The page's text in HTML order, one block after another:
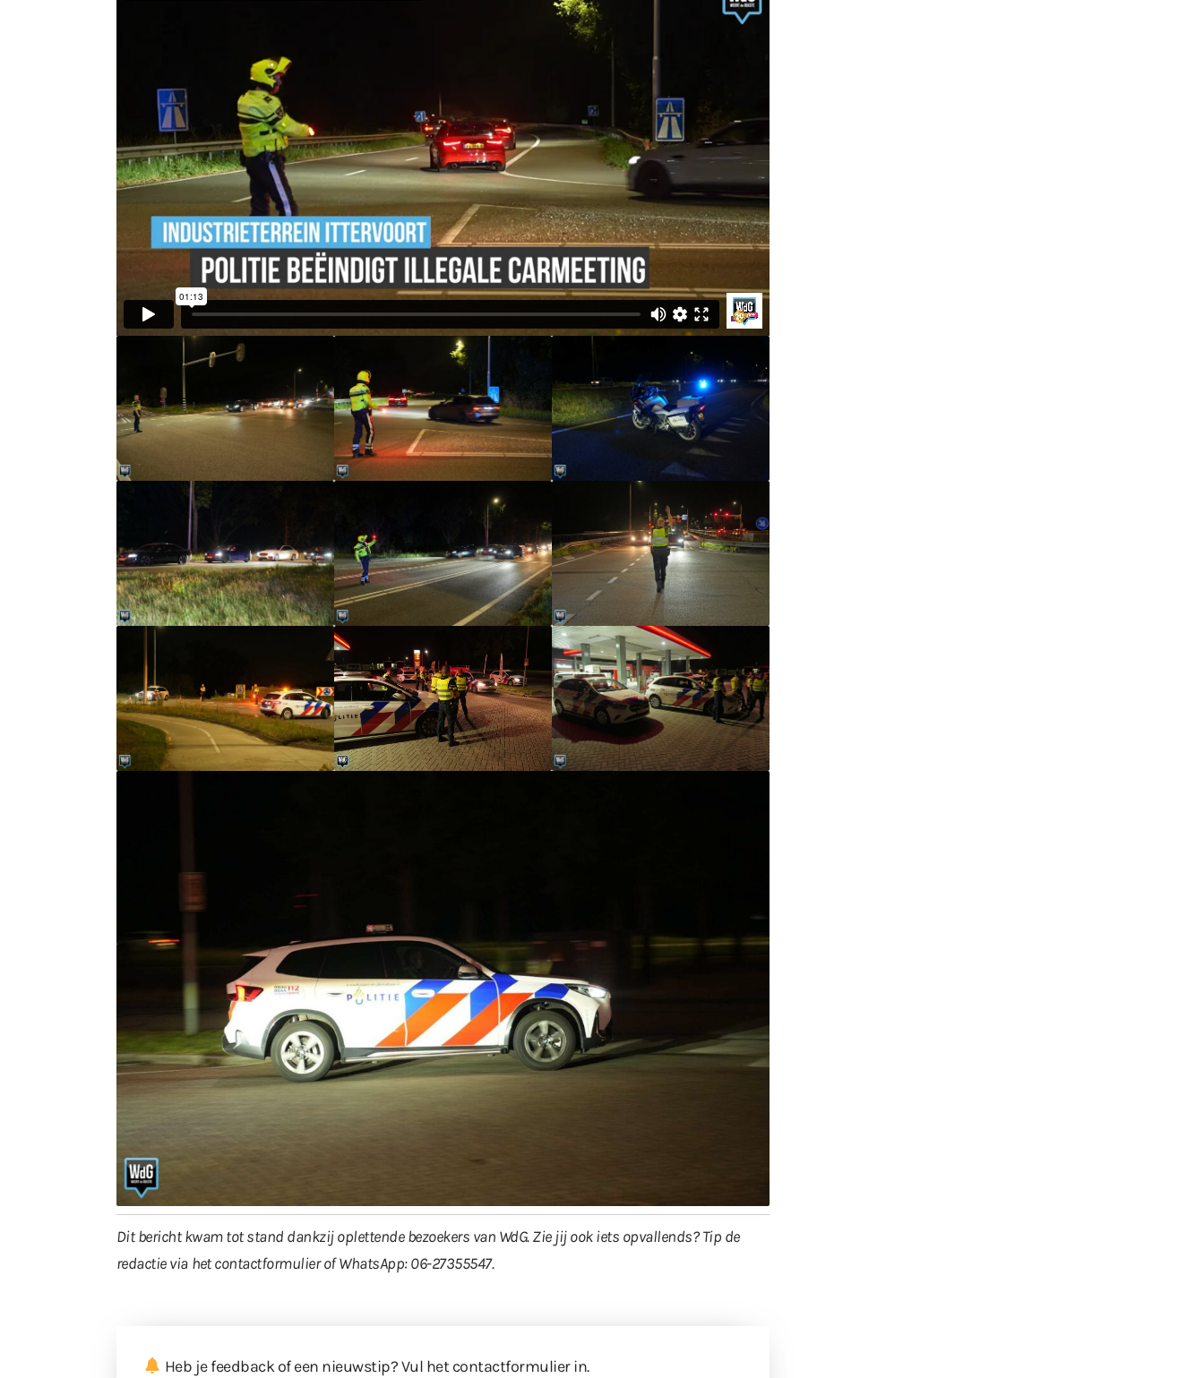
Dit bericht kwam tot stand dankzij oplettende bezoekers van WdG. Zie jij ook iets opvallends? Tip de
redactie via het contactformulierof WhatsApp: 06-27355547.
Heb je feedback of een nieuwstip? Vul het contactformulierin.